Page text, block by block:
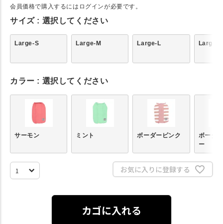
会員価格で購入するにはログインが必要です。
サイズ 選択してください
Large-S Large-M Large-L Large-
カラー 選択してください
サーモン ミント ボーダーピンク
ボーダ
ー
お気に入りに登録する
カゴに入れる